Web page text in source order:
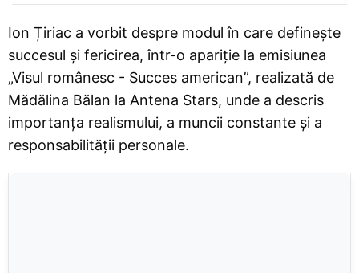
Ion Țiriac a vorbit despre modul în care definește
succesul și fericirea, într-o apariție la emisiunea
„Visul românesc - Succes american”, realizată de
Mădălina Bălan la Antena Stars, unde a descris
importanța realismului, a muncii constante și a
responsabilității personale.